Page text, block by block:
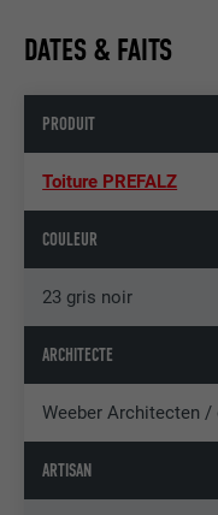
DATES & FAITS
PRODUIT
Toiture PREFALZ
COULEUR
23 gris noir
ARCHITECTE
Weeber Architecten /
ARTISAN